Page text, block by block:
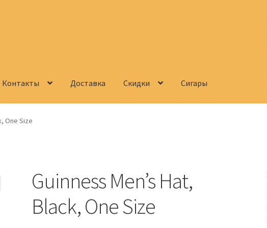
Контакты Доставка Скидки Сигары
Корзина
One Size
Guinness Men’s Hat,
Black, One Size